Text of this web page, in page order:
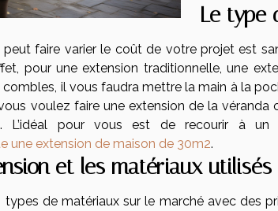
Le type
faire varier le coût de votre projet est
pour une extension traditionnelle, une
combles, il vous faudra mettre la main à la
voulez faire une extension de la
L’idéal pour vous est de recourir à
une extension de maison de 30m2.
et les matériaux utilisés
types de matériaux sur le marché avec des